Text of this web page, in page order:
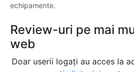
echipamente.
Review-uri pe mai
web
Doar userii logați au acces la